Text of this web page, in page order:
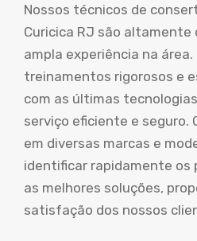
Nossos técnicos de
Curicica RJ são altamente
ampla experiência na
treinamentos rigorosos e
com as últimas
serviço eficiente e seguro.
em diversas marcas e
identificar rapidamente os
as melhores soluções,
satisfação dos nossos